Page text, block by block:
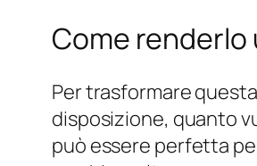
Come renderlo
Per trasformare
disposizione, quanto
può essere perfetta